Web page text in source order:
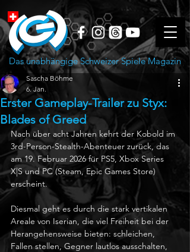
Das unabhängige Schweizer Spiele Magazin
Erster Gameplay-Trailer zu Styx:
Blades of Greed
Sascha Böhme
6. Jan.
Nach über acht Jahren kehrt der Kobold im
3rd-Person-Stealth-Abenteuer zurück, das
am 19. Februar 2026 für PS5, Xbox Series
X|S und PC (Steam, Epic Games Store)
erscheint.
Diesmal geht es durch die stark vertikalen
Areale von Iserian, die viel Freiheit bei der
Herangehensweise bieten: schleichen,
Fallen stellen, Gegner lautlos ausschalten,